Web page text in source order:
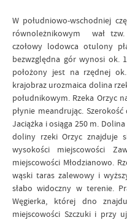
W południowo-wschodniej
równoleżnikowym wał
czołowy lodowca otulony
bezwzględna gór wynosi ok.
położony jest na rzędnej
krajobraz urozmaica dolina
południkowym. Rzeka Orzyc
płynie meandrując.
Jaciążka i osiąga 250 m.
doliny rzeki Orzyc znajduje
wysokości miejscowości
miejscowości Młodzianowo.
wąski taras zalewowy i
słabo widoczny w terenie.
Węgierka, której dno
miejscowości Szczuki i przy